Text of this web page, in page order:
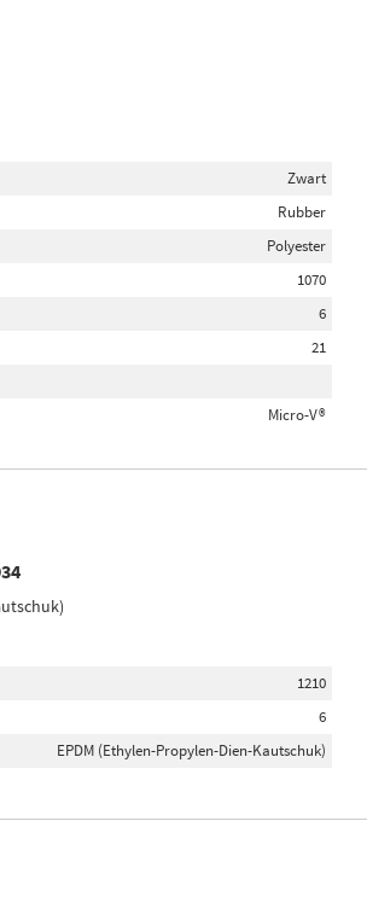
Zwart
Rubber
Polyester
1070
6
21
Micro-V®
1210
6
EPDM (Ethylen-Propylen-Dien-Kautschuk)